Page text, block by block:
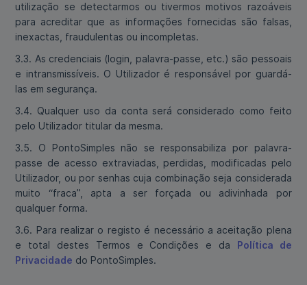
utilização se detectarmos ou tivermos motivos razoáveis
para acreditar que as informações fornecidas são falsas,
inexactas, fraudulentas ou incompletas.
3.3. As credenciais (login, palavra-passe, etc.) são pessoais
e intransmissíveis. O Utilizador é responsável por guardá-
las em segurança.
3.4. Qualquer uso da conta será considerado como feito
pelo Utilizador titular da mesma.
3.5. O PontoSimples não se responsabiliza por palavra-
passe de acesso extraviadas, perdidas, modificadas pelo
Utilizador, ou por senhas cuja combinação seja considerada
muito “fraca”, apta a ser forçada ou adivinhada por
qualquer forma.
3.6. Para realizar o registo é necessário a aceitação plena
e total destes Termos e Condições e da Política de
Privacidade do PontoSimples.